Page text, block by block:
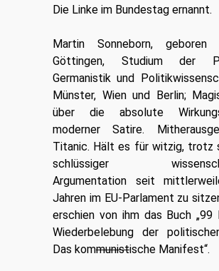
Die Linke im Bundestag ernannt.
Martin Sonneborn,
Göttingen, Studium der
Germanistik und
Münster, Wien und Berlin;
über die absolute
moderner Satire.
Titanic. Hält es für witzig, trotz
schlüssiger
Argumentation seit
Jahren im EU-Parlament zu
erschien von ihm das Buch „99
Wiederbelebung der
Das kommunistische Manifest“.